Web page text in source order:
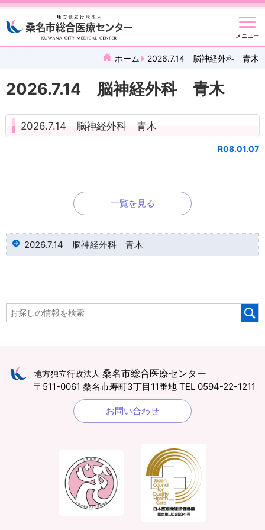
メニュー
ホーム 2026.7.14 脳神経外科 青木
2026.7.14 脳神経外科 青木
2026.7.14 脳神経外科 青木
R08.01.07
一覧を見る
2026.7.14 脳神経外科 青木
地方独立行政法人 桑名市総合医療センター
〒511-0061 桑名市寿町3丁目11番地 TEL 0594-22-1211
お問い合わせ